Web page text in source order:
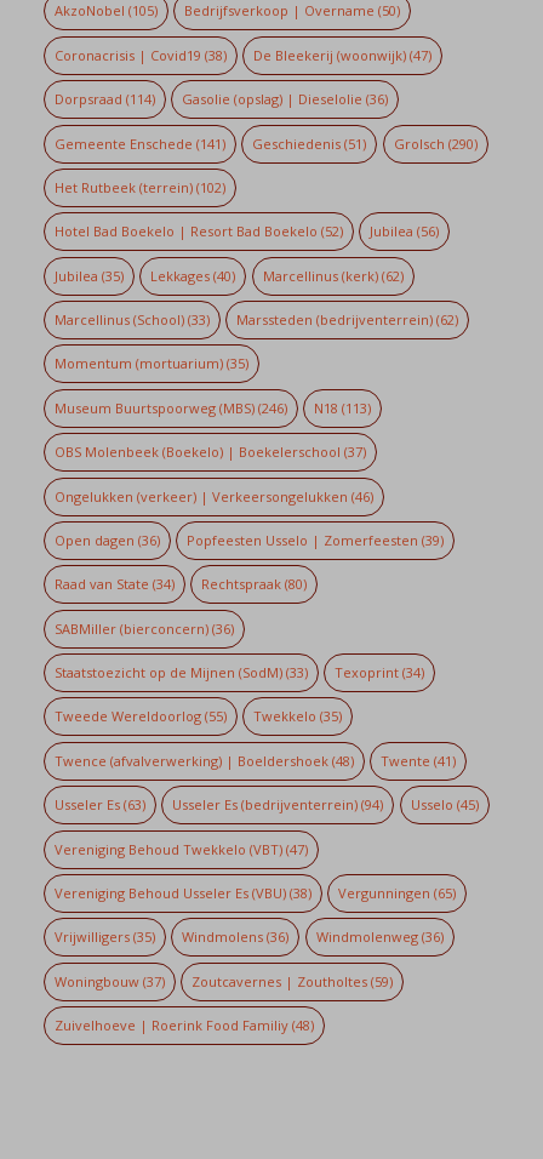
AkzoNobel (105) Bedrijfsverkoop | Overname (50)
Coronacrisis | Covid19 (38) De Bleekerij (woonwijk) (47)
Dorpsraad (114) Gasolie (opslag) | Dieselolie (36)
Gemeente Enschede (141) Geschiedenis (51) Grolsch (290)
Het Rutbeek (terrein)(102)
Hotel Bad Boekelo | Resort Bad Boekelo (52) Jubilea (56)
Jubilea (35) Lekkages (40) Marcellinus (kerk)(62)
Marcellinus (School)(33) Marssteden (bedrijventerrein) (62)
Momentum (mortuarium)(35)
Museum Buurtspoorweg (MBS)(246) N18 (113)
OBS Molenbeek (Boekelo) | Boekelerschool (37)
Ongelukken (verkeer) | Verkeersongelukken (46)
Open dagen (36) Popfeesten Usselo | Zomerfeesten (39)
Raad van State (34) Rechtspraak (80)
SABMiller (bierconcern)(36)
Staatstoezicht op de Mijnen (SodM)(33) Texoprint (34)
Tweede Wereldoorlog(55) Twekkelo (35)
Twence (afvalverwerking) | Boeldershoek(48) Twente (41)
Usseler Es(63) Usseler Es (bedrijventerrein) (94) Usselo (45)
Vereniging Behoud Twekkelo (VBT)(47)
Vereniging Behoud Usseler Es (VBU)(38) Vergunningen (65)
Vrijwilligers(35) Windmolens (36) Windmolenweg(36)
Woningbouw(37) Zoutcavernes | Zoutholtes (59)
Zuivelhoeve | Roerink Food Familiy(48)